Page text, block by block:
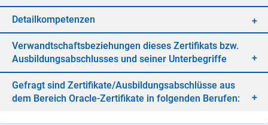
De­tail­kom­pe­ten­zen
Ver­wandt­schafts­be­zie­hun­gen die­ses Zer­ti­fi­kats bzw.
Aus­bil­dungs­ab­schlus­ses und sei­ner Un­ter­be­grif­fe
Ge­fragt sind Zer­ti­fi­ka­te/​Aus­bil­dungs­ab­schlüs­se aus
dem Be­reich Ora­cle-Zer­ti­fi­ka­te in fol­gen­den Be­ru­fen: